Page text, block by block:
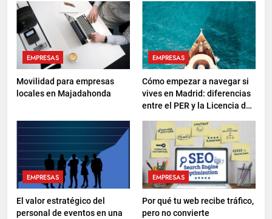
EMPRESAS
Movilidad para empresas
locales en Majadahonda
EMPRESAS
Cómo empezar a navegar si
vives en Madrid: diferencias
entre el PER y la Licencia de
EMPRESAS
El valor estratégico del
personal de eventos en una
EMPRESAS
Por qué tu web recibe tráfico,
pero no convierte